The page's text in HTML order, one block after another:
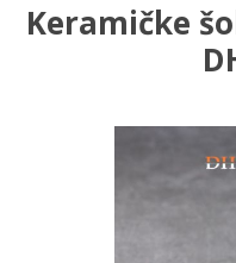
Keramičke